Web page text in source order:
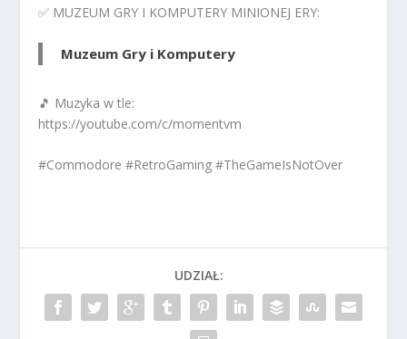
✅ MUZEUM GRY I KOMPUTERY MINIONEJ ERY:
Muzeum Gry i Komputery
🎵 Muzyka w tle:
https://youtube.com/c/momentvm
#Commodore #RetroGaming #TheGameIsNotOver
UDZIAŁ: